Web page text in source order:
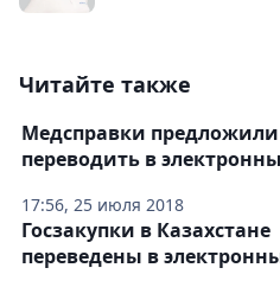
Читайте также
17:56, 25 июля 2018
Медсправки предложили
переводить в
Госзакупки в Казахстане
переведены в